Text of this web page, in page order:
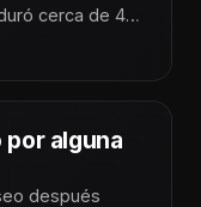
cerca de 48
alguna